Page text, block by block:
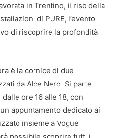
in Trentino, il riso della
di PURE, l’evento
di riscoprire la profondità
è la cornice di due
da Alce Nero. Si parte
ore 16 alle 18, con
appuntamento dedicato ai
insieme a Vogue